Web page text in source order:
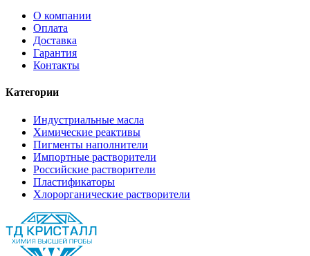
О компании
Оплата
Доставка
Гарантия
Контакты
Категории
Индустриальные масла
Химические реактивы
Пигменты наполнители
Импортные растворители
Российские растворители
Пластификаторы
Хлорорганические растворители